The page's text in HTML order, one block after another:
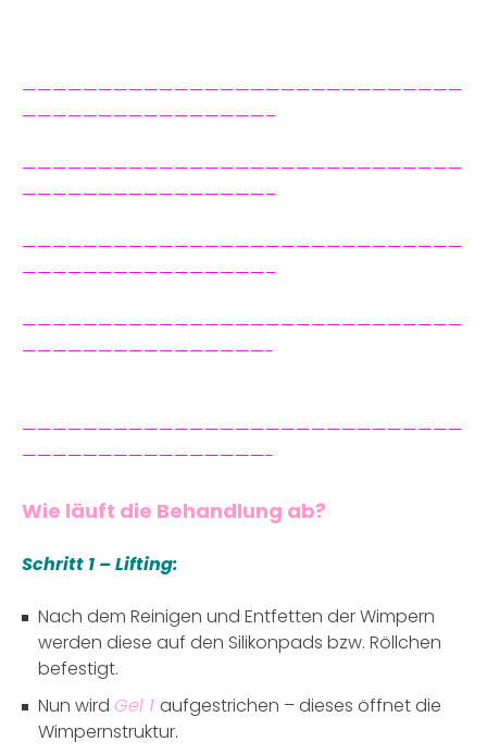
—————————————————————————————
————————————————–
—————————————————————————————
————————————————–
—————————————————————————————
————————————————–
—————————————————————————————
————————————————-
—————————————————————————————
————————————————-
Wie läuft die Behandlung ab?
Schritt 1 – Lifting:
Nach dem Reinigen und Entfetten der Wimpern
werden diese auf den Silikonpads bzw. Röllchen
befestigt.
Nun wird Gel 1 aufgestrichen – dieses öffnet die
Wimpernstruktur.